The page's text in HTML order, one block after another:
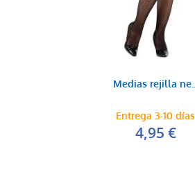
Medias rejilla
Entrega 3-10 días
4,95 €